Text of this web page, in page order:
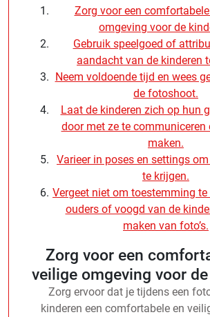
Zorg voor een
omgeving voor de
Gebruik speelgoed of
aandacht van de kinderen
Neem voldoende tijd en wees
de fotoshoot.
Laat de kinderen zich op hun
door met ze te communiceren
maken.
Varieer in poses en settings om
te krijgen.
Vergeet niet om toestemming
ouders of voogd van de
maken van foto’s.
Zorg voor een
veilige omgeving voor
Zorg ervoor dat je tijdens een
kinderen een comfortabele en